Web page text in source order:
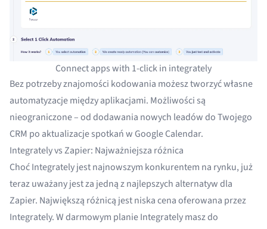
Connect apps with 1-click in integrately
Bez potrzeby znajomości kodowania możesz tworzyć własne
automatyzacje między aplikacjami. Możliwości są
nieograniczone – od dodawania nowych leadów do Twojego
CRM po aktualizacje spotkań w Google Calendar.
Integrately vs Zapier: Najważniejsza różnica
Choć Integrately jest najnowszym konkurentem na rynku, już
teraz uważany jest za jedną z najlepszych alternatyw dla
Zapier. Największą różnicą jest niska cena oferowana przez
Integrately. W darmowym planie Integrately masz do